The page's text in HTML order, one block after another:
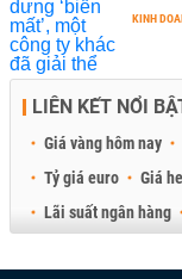
KINH
LIÊN KẾT NỔI
Giá vàng hôm nay
Tỷ giá euro
Giá
Lãi suất ngân hàng